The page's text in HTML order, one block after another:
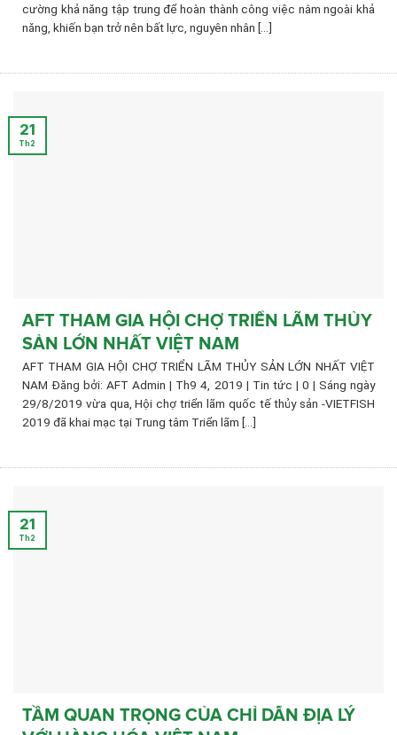
cường khả năng tập trung để hoàn thành công việc nằm ngoài khả
năng, khiến bạn trở nên bất lực, nguyên nhân [...]
AFT THAM GIA HỘI CHỢ TRIỂN LÃM THỦY
SẢN LỚN NHẤT VIỆT NAM
AFT THAM GIA HỘI CHỢ TRIỂN LÃM THỦY SẢN LỚN NHẤT VIỆT
NAM Đăng bởi: AFT Admin | Th9 4, 2019 | Tin tức | 0 | Sáng ngày
29/8/2019 vừa qua, Hội chợ triển lãm quốc tế thủy sản -VIETFISH
2019 đã khai mạc tại Trung tâm Triển lãm [...]
21
Th2
TẦM QUAN TRỌNG CỦA CHỈ DẪN ĐỊA LÝ
21
Th2